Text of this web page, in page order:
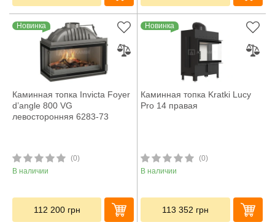
Новинка
Каминная топка Invicta Foyer
d’angle 800 VG
левосторонняя 6283-73
(0)
В наличии
112 200 грн
Новинка
Каминная топка Kratki Lucy
Pro 14 правая
(0)
В наличии
113 352 грн